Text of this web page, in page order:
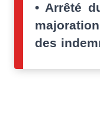
• Arrêté
des